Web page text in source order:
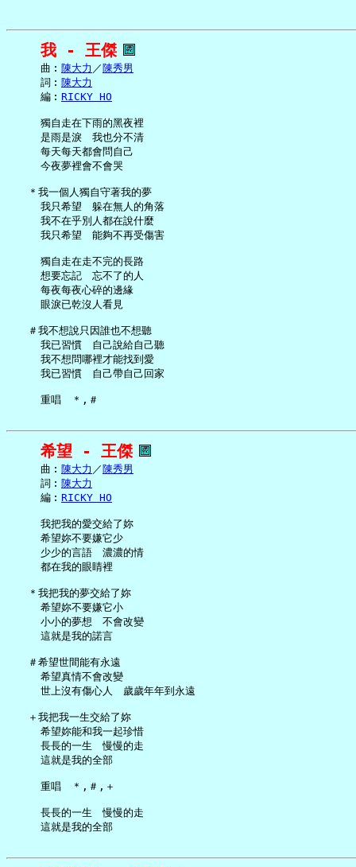
我 - 王傑
     曲︰
陳大力 ／ 陳秀男
     詞︰
陳大力
     編︰
RICKY HO
     獨自走在下雨的黑夜裡
     是雨是淚　我也分不清
     每天每天都會問自己
     今夜夢裡會不會哭
   ＊我一個人獨自守著我的夢
     我只希望　躲在無人的角落
     我不在乎別人都在說什麼
     我只希望　能夠不再受傷害
     獨自走在走不完的長路
     想要忘記　忘不了的人
     每夜每夜心碎的邊緣
     眼淚已乾沒人看見
   ＃我不想說只因誰也不想聽
     我已習慣　自己說給自己聽
     我不想問哪裡才能找到愛
     我已習慣　自己帶自己回家
希望 - 王傑
     曲︰
陳大力 ／ 陳秀男
     詞︰
陳大力
     編︰
RICKY HO
     我把我的愛交給了妳
     希望妳不要嫌它少
     少少的言語　濃濃的情
     都在我的眼睛裡
   ＊我把我的夢交給了妳
     希望妳不要嫌它小
     小小的夢想　不會改變
     這就是我的諾言
   ＃希望世間能有永遠
     希望真情不會改變
     世上沒有傷心人　歲歲年年到永遠
   ＋我把我一生交給了妳
     希望妳能和我一起珍惜
     長長的一生　慢慢的走
     這就是我的全部
     重唱　＊,＃,＋
     長長的一生　慢慢的走